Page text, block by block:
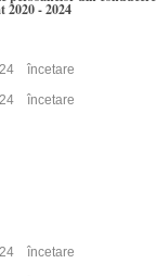
2020 - 2024
încetare
încetare
încetare